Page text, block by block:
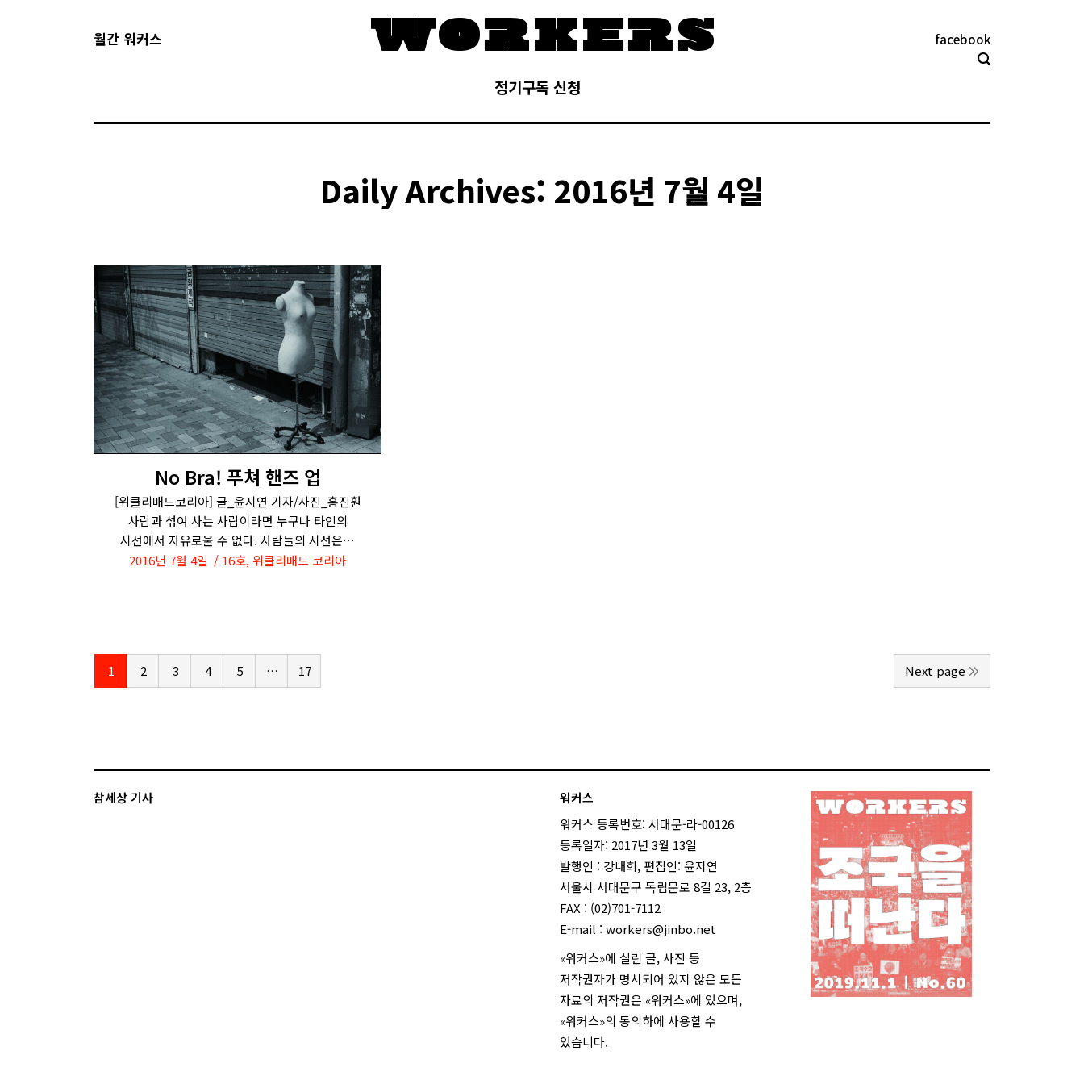
월간 워커스 facebook
정기구독 신청
Daily Archives: 2016년 7월 4일
No Bra! 푸쳐 핸즈 업
[위클리매드코리아] 글_윤지연 기자/사진_홍진훤
사람과 섞여 사는 사람이라면 누구나 타인의
시선에서 자유로울 수 없다. 사람들의 시선은…
2016년 7월 4일
16호, 위클리매드 코리아
1 2 3 4 5 … 17 Next page
참세상 기사
워커스
워커스 등록번호: 서대문-라-00126
등록일자: 2017년 3월 13일
발행인 : 강내희, 편집인: 윤지연
서울시 서대문구 독립문로 8길 23, 2층
FAX : (02)701-7112
E-mail : workers@jinbo.net
«워커스»에 실린 글, 사진 등
저작권자가 명시되어 있지 않은 모든
자료의 저작권은 «워커스»에 있으며,
«워커스»의 동의하에 사용할 수
있습니다.